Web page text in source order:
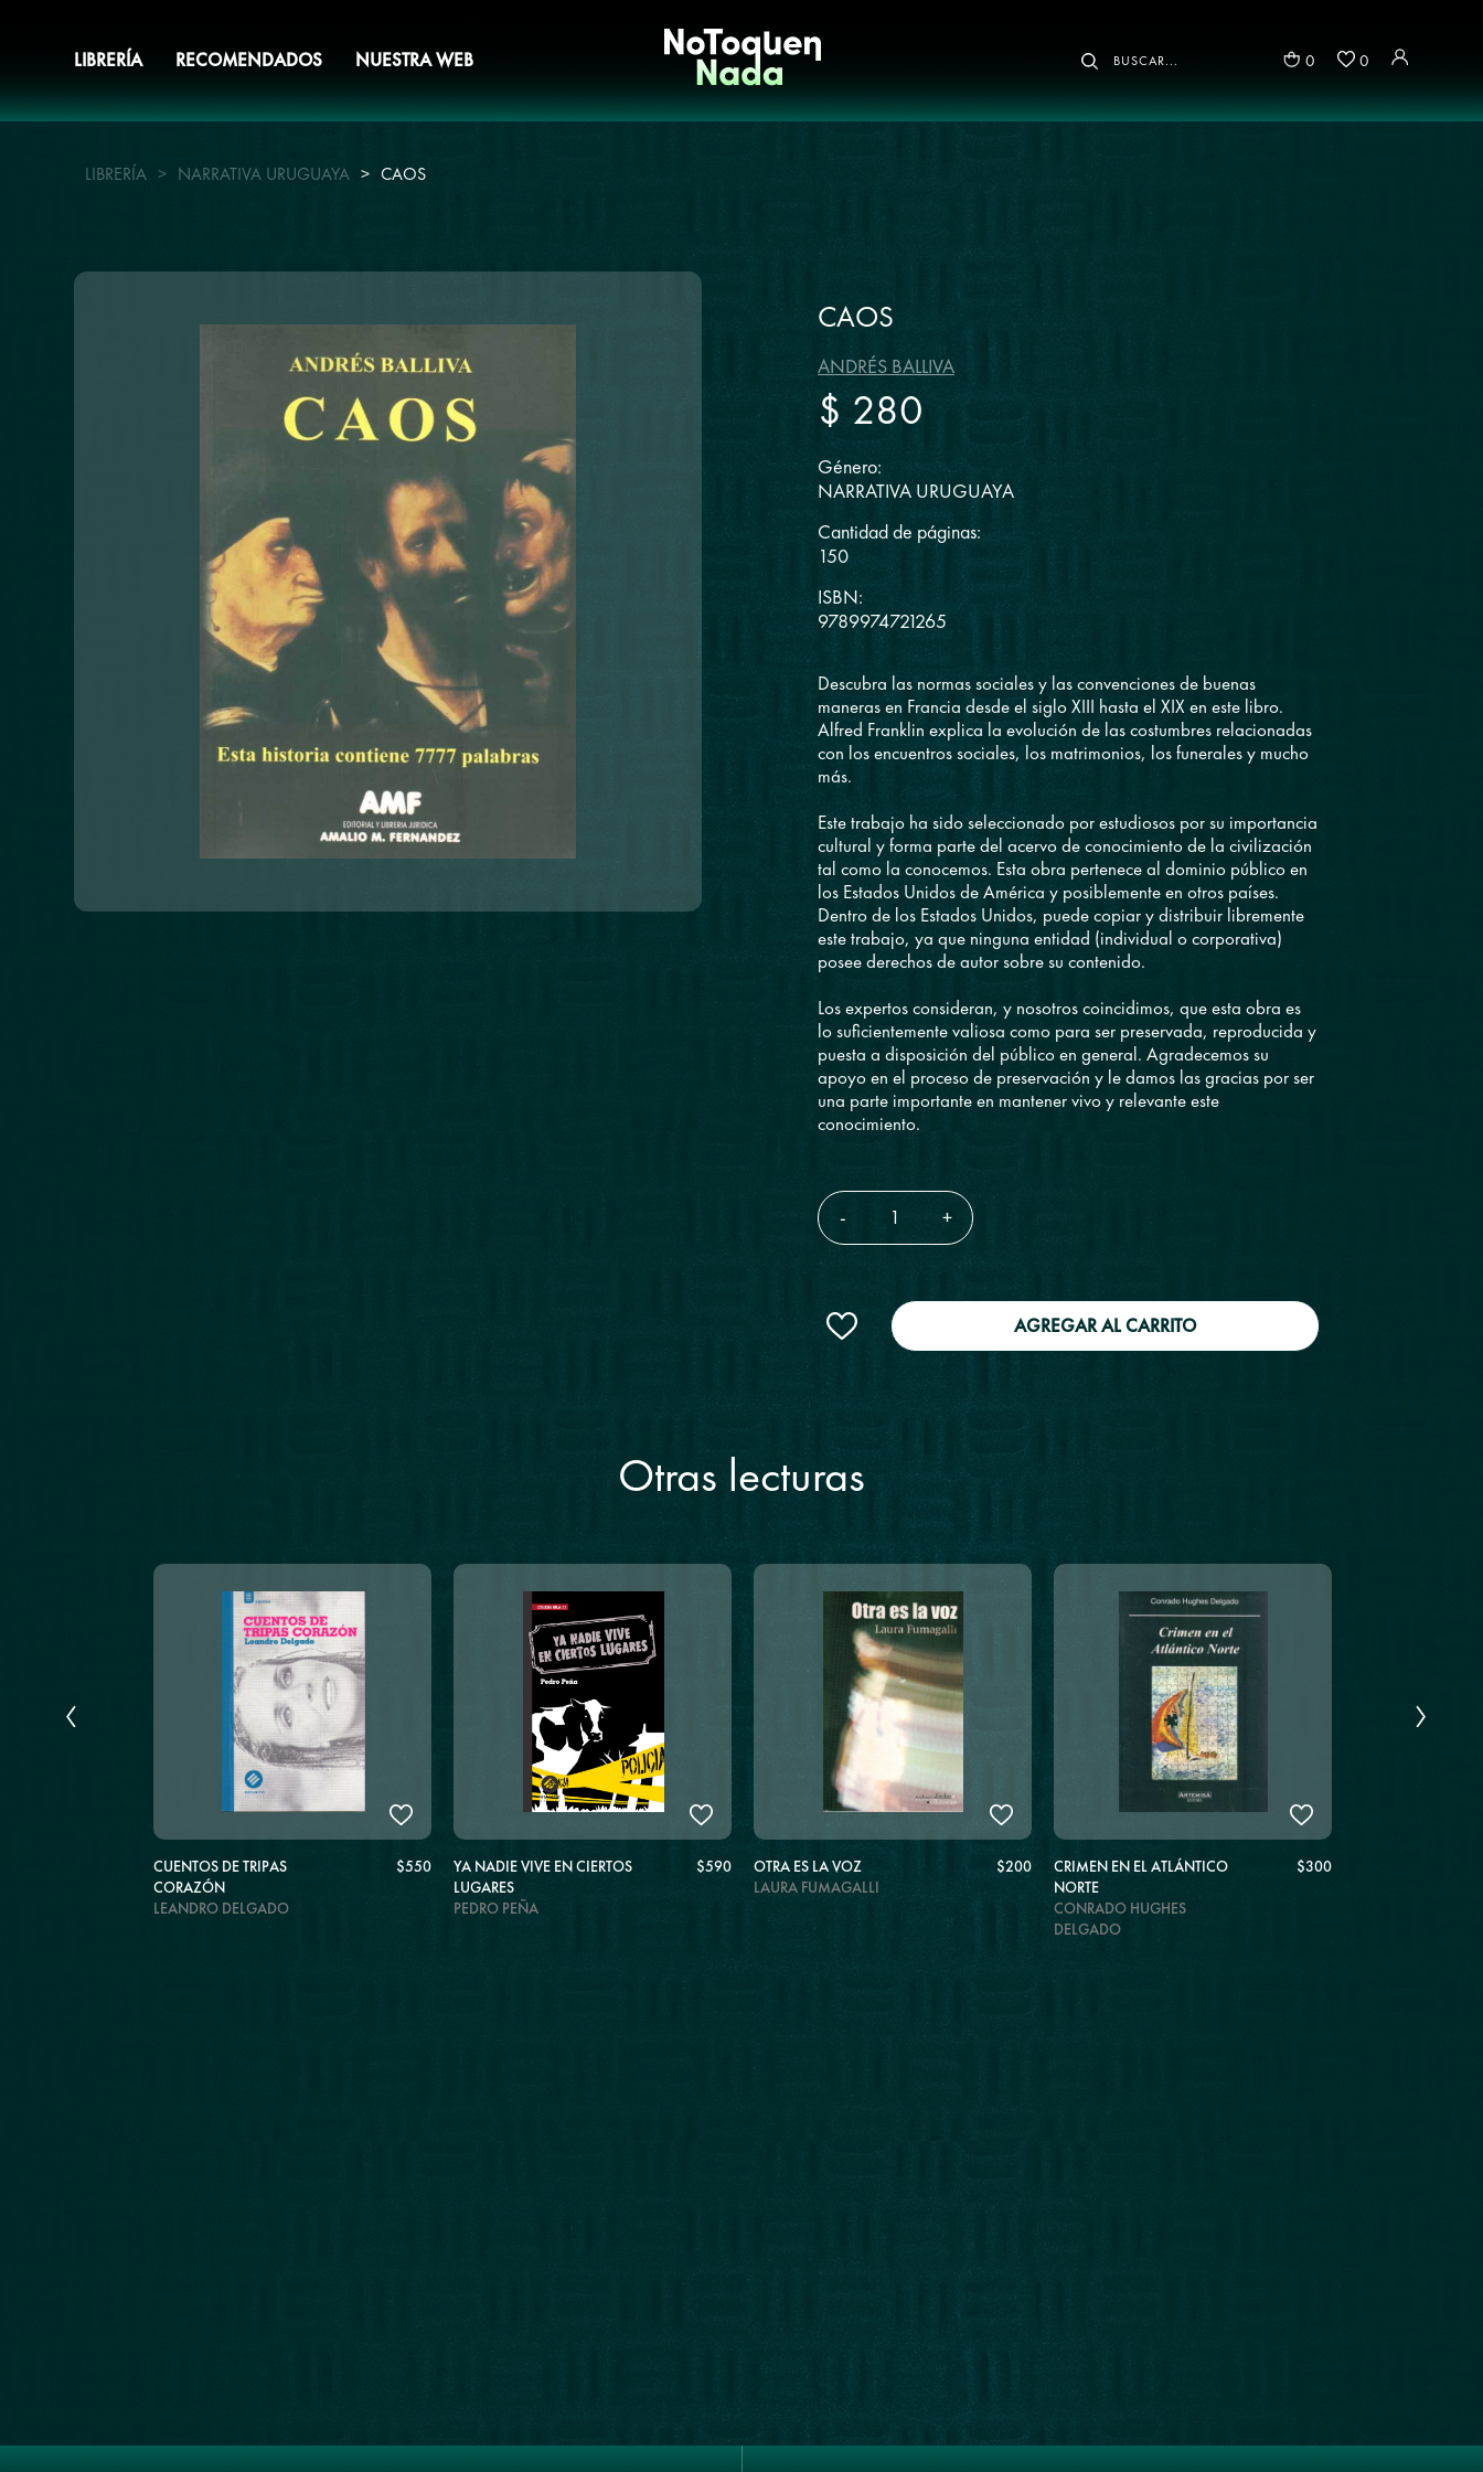
LIBRERÍA RECOMENDADOS NUESTRA WEB 0 0
LIBRERÍA > NARRATIVA URUGUAYA > CAOS
CAOS
ANDRÉS BALLIVA
$ 280
Género:
NARRATIVA URUGUAYA
Cantidad de páginas:
150
ISBN:
9789974721265
Descubra las normas sociales y las convenciones de buenas
maneras en Francia desde el siglo XIII hasta el XIX en este libro.
Alfred Franklin explica la evolución de las costumbres relacionadas
con los encuentros sociales, los matrimonios, los funerales y mucho
más.
Este trabajo ha sido seleccionado por estudiosos por su importancia
cultural y forma parte del acervo de conocimiento de la civilización
tal como la conocemos. Esta obra pertenece al dominio público en
los Estados Unidos de América y posiblemente en otros países.
Dentro de los Estados Unidos, puede copiar y distribuir libremente
este trabajo, ya que ninguna entidad (individual o corporativa)
posee derechos de autor sobre su contenido.
Los expertos consideran, y nosotros coincidimos, que esta obra es
lo suficientemente valiosa como para ser preservada, reproducida y
puesta a disposición del público en general. Agradecemos su
apoyo en el proceso de preservación y le damos las gracias por ser
una parte importante en mantener vivo y relevante este
conocimiento.
- +
AGREGAR AL CARRITO
Otras lecturas
CUENTOS DE TRIPAS
CORAZÓN
LEANDRO DELGADO
$550
YA NADIE VIVE EN CIERTOS
LUGARES
PEDRO PEÑA
$590
OTRA ES LA VOZ
LAURA FUMAGALLI
$200
CRIMEN EN EL ATLÁNTICO
NORTE
CONRADO HUGHES
DELGADO
$300